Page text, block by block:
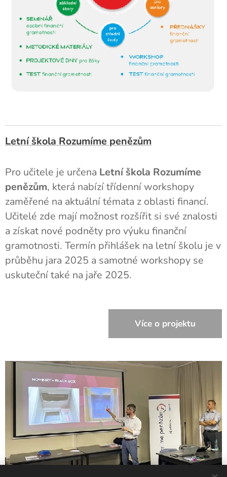
Letní škola Rozumíme penězům
Pro učitele je určena Letní škola Rozumíme
penězům, která nabízí třídenní workshopy
zaměřené na aktuální témata z oblasti financí.
Učitelé zde mají možnost rozšířit si své znalosti
a získat nové podněty pro výuku finanční
gramotnosti. Termín přihlášek na letní školu je v
průběhu jara 2025 a samotné workshopy se
uskuteční také na jaře 2025.
Více o projektu